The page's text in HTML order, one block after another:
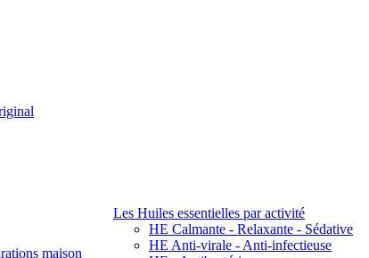
maison
Les Huiles essentielles par activité
HE Calmante - Relaxante - Sédative
HE Anti-virale - Anti-infectieuse